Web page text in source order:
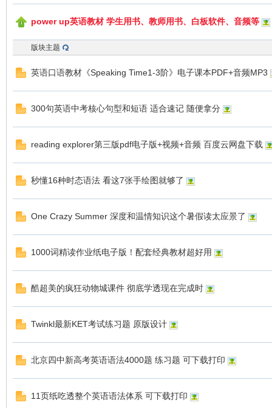
符
power up英语教材 学生用书、教师用书、白板软件、音频等
版块主题
英语口语教材《Speaking Time1-3阶》电子课本PDF+音频MP3
300句英语中考核心句型和短语 适合速记 随便拿分
reading explorer第三版pdf电子版+视频+音频 百度云网盘下载
秒懂16种时态语法 看这7张手绘图就够了
One Crazy Summer 深度和温情知识这个暑假读太应景了
1000词精读作业纸电子版！配套经典教材超好用
酷超美的疯狂动物城课件 彻底学透现在完成时
Twinkl最新KET考试练习题 原版设计
北京四中新高考英语语法4000题 练习题 可下载打印
11页纸吃透整个英语语法体系 可下载打印